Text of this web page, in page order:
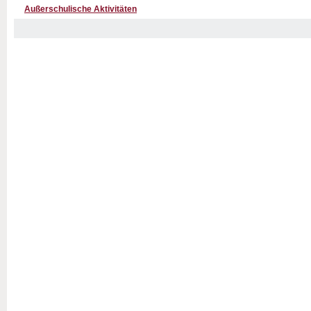
Außerschulische Aktivitäten